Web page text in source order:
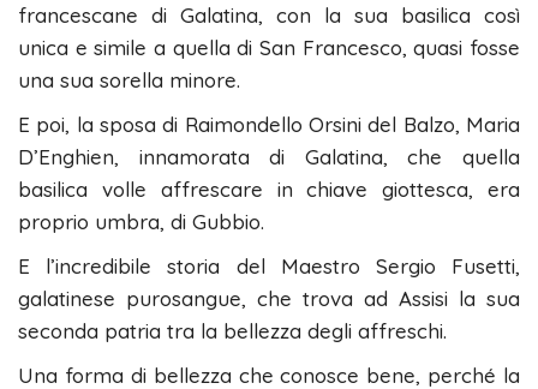
francescane di Galatina, con la sua basilica così
unica e simile a quella di San Francesco, quasi fosse
una sua sorella minore.
E poi, la sposa di Raimondello Orsini del Balzo, Maria
D’Enghien, innamorata di Galatina, che quella
basilica volle affrescare in chiave giottesca, era
proprio umbra, di Gubbio.
E l’incredibile storia del Maestro Sergio Fusetti,
galatinese purosangue, che trova ad Assisi la sua
seconda patria tra la bellezza degli affreschi.
Una forma di bellezza che conosce bene, perché la